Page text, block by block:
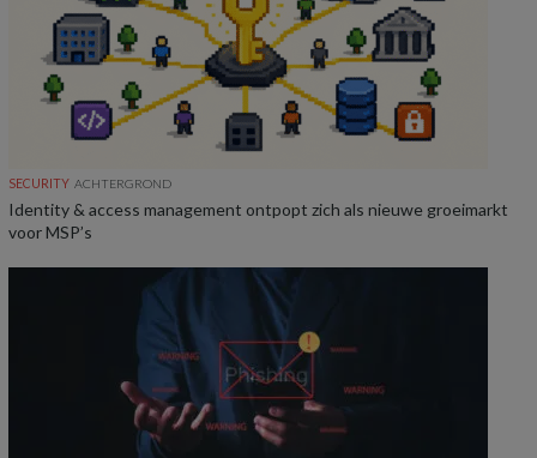
SECURITY ACHTERGROND
Identity & access management ontpopt zich als nieuwe groeimarkt
voor MSP’s